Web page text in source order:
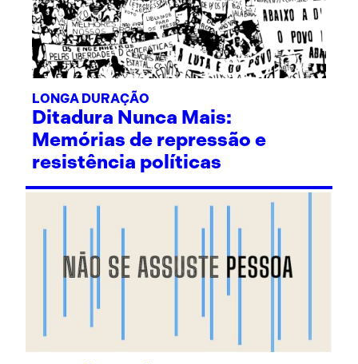
LONGA DURAÇÃO
Ditadura Nunca Mais:
Memórias de repressão e
resistência políticas